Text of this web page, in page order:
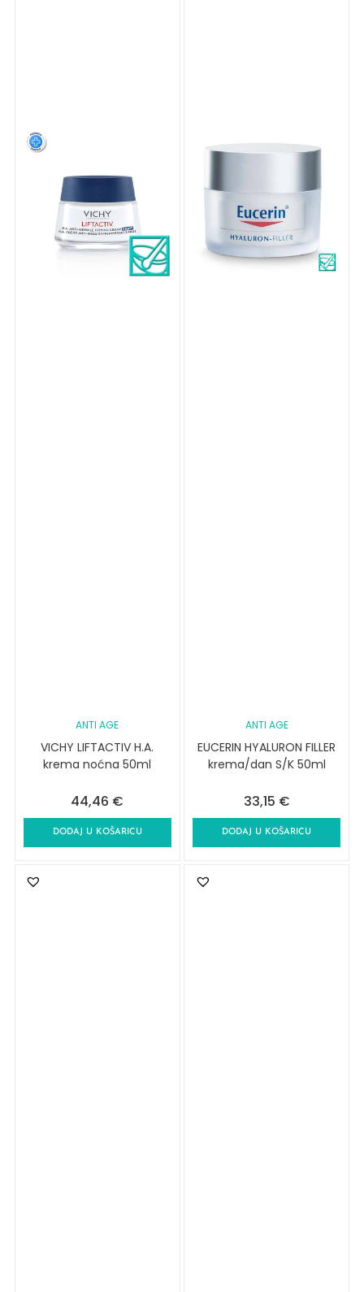
ANTI AGE
VICHY LIFTACTIV H.A.
krema noćna 50ml
44,46 €
DODAJ U KOŠARICU
ANTI AGE
EUCERIN HYALURON FILLER
krema/dan S/K 50ml
33,15 €
DODAJ U KOŠARICU